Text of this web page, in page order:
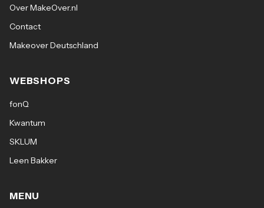
Over MakeOver.nl
Contact
Makeover Deutschland
WEBSHOPS
fonQ
Kwantum
SKLUM
Leen Bakker
MENU